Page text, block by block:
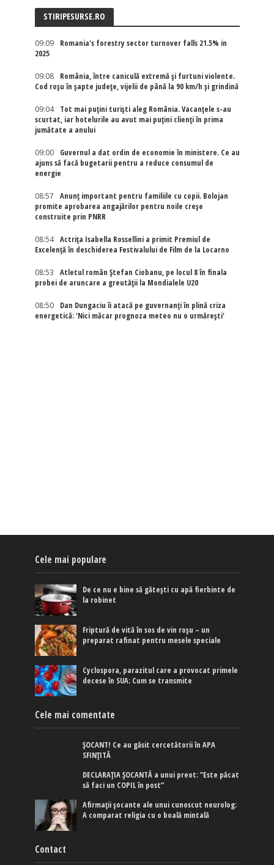
STIRIPESURSE.RO
09:09
Romania's forestry sector turnover falls 21.5% in
2025
09:08
România, între caniculă extremă și furtuni violente.
Cod roșu în șapte județe, vijelii de până la 90 km/h și grindină
09:04
Tot mai puțini turiști aleg România. Vacanțele s-au
scurtat, iar hotelurile au avut mai puțini clienți în prima
jumătate a anului
09:00
Guvernul a dat ordin de economie în ministere. Ce au
ajuns să facă bugetarii pentru a reduce consumul de
energie
08:57
Anunț important pentru familiile cu copii. Bolojan
promite aprobarea angajărilor pentru noile creșe
construite prin PNRR
08:54
Actriţa Isabella Rossellini a primit Premiul de
Excelenţă în deschiderea Festivalului de Film de la Locarno
08:53
Atletul român Ștefan Ciobanu, pe locul 8 în finala
probei de aruncare a greutății la Mondialele U20
08:50
Dan Dungaciu îi atacă pe guvernanți în plină criza
energetică: 'Nici măcar prognoza meteo nu o urmărești'
Cele mai populare
De ce nu e bine să gătești cu apă fierbinte de
la robinet
Friptură de vită în sos de vin roșu – un
preparat rafinat pentru mesele speciale
Cyclospora, parazitul care a provocat primele
decese în SUA: Cum se transmite
Cele mai comentate
ȘOCANT! Ce au găsit cercetătorii în APA
SFINȚITĂ
DECLARAȚIA ȘOCANTĂ a unui preot: ”Este păcat
să faci un COPIL în post”
Afirmaţii şocante ale unui cunoscut neurolog:
A comparat religia cu o boală mintală
Contact